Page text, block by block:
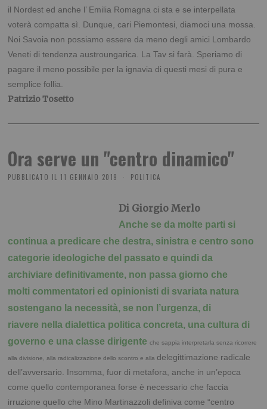
il Nordest ed anche l’ Emilia Romagna ci sta e se interpellata
voterà compatta sì. Dunque, cari Piemontesi, diamoci una mossa.
Noi Savoia non possiamo essere da meno degli amici Lombardo
Veneti di tendenza austroungarica. La Tav si farà. Speriamo di
pagare il meno possibile per la ignavia di questi mesi di pura e
semplice follia.
Patrizio Tosetto
Ora serve un "centro dinamico"
PUBBLICATO IL 11 GENNAIO 2019 POLITICA
Di Giorgio Merlo
Anche se da molte parti si
continua a predicare che destra, sinistra e centro sono
categorie ideologiche del passato e quindi da
archiviare definitivamente, non passa giorno che
molti commentatori ed opinionisti di svariata natura
sostengano la necessità, se non l’urgenza, di
riavere nella dialettica politica concreta, una cultura di
governo e una classe dirigenteche sappia interpretarla senza ricorrere
alla divisione, alla radicalizzazione dello scontro e alladelegittimazione radicale
dell’avversario. Insomma, fuor di metafora, anche in un’epoca
come quello contemporanea forse è necessario che faccia
irruzione quello che Mino Martinazzoli definiva come “centro